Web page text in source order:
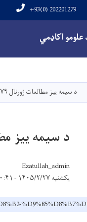
علومو اکاډمي
+93(0) 202201279
د سيمه ييز مطالعات ژورنال ۷۹ مه ګڼه چاپ شوه!
د سيمه ييز مطالعات
Ezatullah_admin
یکشنبه ۱۴۰۵/۲/۲۷ - ۱۰:۴۱